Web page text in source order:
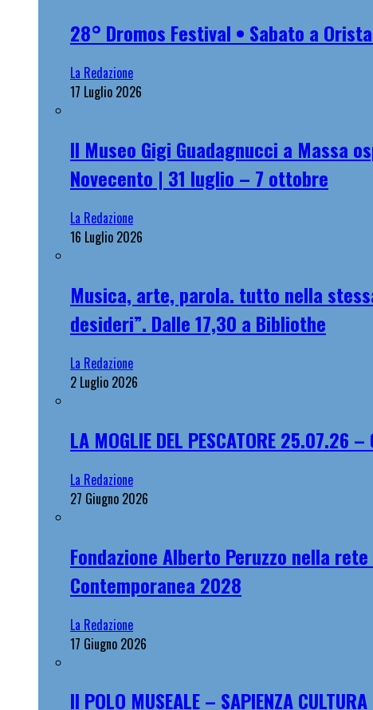
28° Dromos Festival • Sabato a
La Redazione
17 Luglio 2026
Il Museo Gigi Guadagnucci a Massa
Novecento | 31 luglio – 7 ottobre
La Redazione
16 Luglio 2026
Musica, arte, parola. tutto nella
desideri”. Dalle 17,30 a Bibliothe
La Redazione
2 Luglio 2026
LA MOGLIE DEL PESCATORE
La Redazione
27 Giugno 2026
Fondazione Alberto Peruzzo nella
Contemporanea 2028
La Redazione
17 Giugno 2026
Il POLO MUSEALE – SAPIENZA